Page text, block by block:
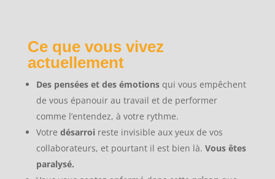
Ce que vous vivez
actuellement
Des pensées et des émotionsqui vous empêchent
de vous épanouir au travail et de performer
comme l’entendez, à votre rythme.
Votre désarroi reste invisible aux yeux de vos
collaborateurs, et pourtant il est bien là. Vous êtes
paralysé.